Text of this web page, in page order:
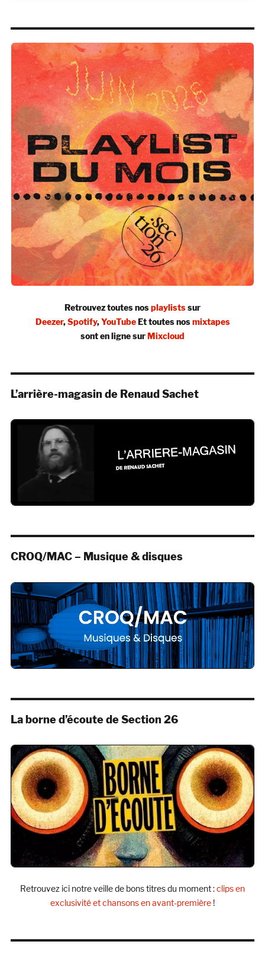
Retrouvez toutes nosplaylistssur
Deezer,Spotify,YouTubeEt toutes nosmixtapes
sont en ligne surMixcloud
L’arrière-magasin de Renaud Sachet
CROQ/MAC – Musique & disques
La borne d’écoute de Section 26
Retrouvez ici notre veille de bons titres du moment :clips en
exclusivité et chansons en avant-première !